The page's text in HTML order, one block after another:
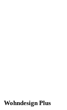
Wohndesign Plus